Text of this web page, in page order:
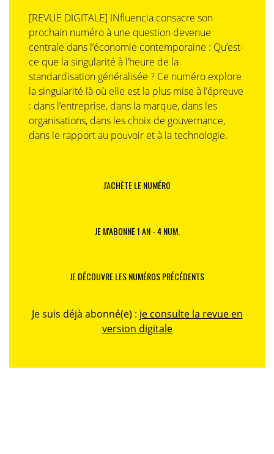
[REVUE DIGITALE] INfluencia consacre son
prochain numéro à une question devenue
centrale dans l’économie contemporaine : Qu’est-
ce que la singularité à l’heure de la
standardisation généralisée ? Ce numéro explore
la singularité là où elle est la plus mise à l’épreuve
: dans l’entreprise, dans la marque, dans les
organisations, dans les choix de gouvernance,
dans le rapport au pouvoir et à la technologie.
J'ACHÈTE LE NUMÉRO
JE M'ABONNE 1 AN - 4 NUM.
JE DÉCOUVRE LES NUMÉROS PRÉCÉDENTS
Je suis déjà abonné(e) : je consulte la revue en
version digitale